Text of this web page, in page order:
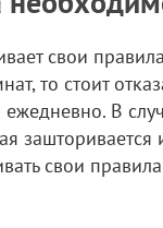
свои
то стоит
В
зашторивается
свои